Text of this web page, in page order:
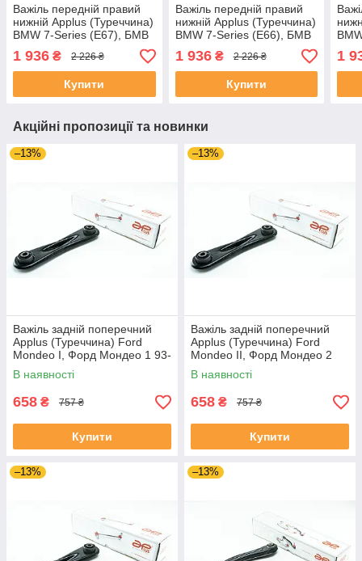
Важіль передній правий
нижній Applus (Туреччина)
BMW 7-Series (E67), БМВ
7 (Е67) 01-08 #13094AP
UAMXPCY4
1 936 ₴ 2 226 ₴
Купити
Важіль передній правий
нижній Applus (Туреччина)
BMW 7-Series (E66), БМВ
7 (Е66) 01-08 #13094AP
UAUSBSS4
1 936₴ 2 226 ₴
Купити
7
1
Акційні пропозиції та новинки
–13%
Важіль задній поперечний
Applus (Туреччина) Ford
Mondeo I, Форд Мондео 1 93-
96 #21905AP UALGRWC4
В наявності
658 ₴ 757 ₴
Купити
–13%
Важіль задній поперечний
Applus (Туреччина) Ford
Mondeo II, Форд Мондео 2
96-00 #21905AP UADDBQG4
В наявності
658 ₴ 757 ₴
Купити
–13% –13%